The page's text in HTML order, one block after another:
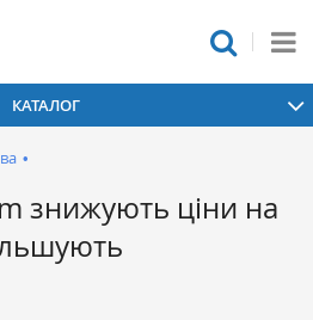
КАТАЛОГ
•
знижують ціни на